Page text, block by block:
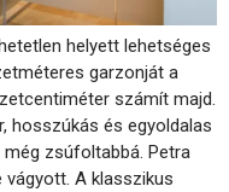
helyett lehetséges
garzonját a
számít majd.
hosszúkás és egyoldalas
zsúfoltabbá. Petra
A klasszikus